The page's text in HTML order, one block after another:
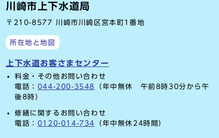
川崎市上下水道局
〒210-8577 川崎市川崎区宮本町1番地
所在地と地図
上下水道お客さまセンター
料金・その他お問い合わせ
電話： 044-200-3548
（年中無休 午前8時30分から午
後8時）
修繕に関するお問い合わせ
電話： 0120-014-734 （年中無休24時間）